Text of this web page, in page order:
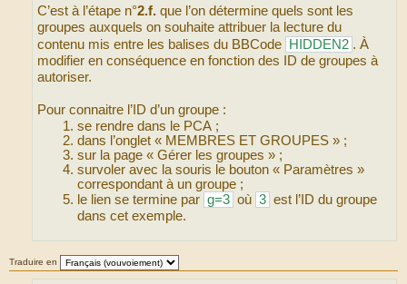
C’est à l’étape n°2.f. que l’on détermine quels sont les
groupes auxquels on souhaite attribuer la lecture du
contenu mis entre les balises du BBCode HIDDEN2 . À
modifier en conséquence en fonction des ID de groupes à
autoriser.
Pour connaitre l’ID d’un groupe :
se rendre dans le PCA ;
dans l’onglet « MEMBRES ET GROUPES » ;
sur la page « Gérer les groupes » ;
survoler avec la souris le bouton « Paramètres »
correspondant à un groupe ;
le lien se termine par g=3 où 3 est l’ID du groupe
dans cet exemple.
Traduire en